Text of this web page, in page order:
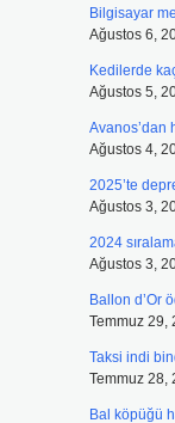
Bilgisayar
Ağustos 6,
Kedilerde
Ağustos 5,
Avanos’dan
Ağustos 4,
2025’te
Ağustos 3,
2024
Ağustos 3,
Ballon d’Or
Temmuz 29,
Taksi indi
Temmuz 28,
Bal köpüğü